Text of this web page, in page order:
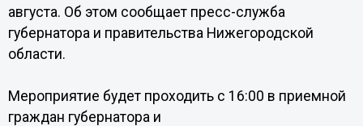
августа. Об этом сообщает пресс-служба
губернатора и правительства Нижегородской
области.
Мероприятие будет проходить с 16:00 в приемной
граждан губернатора и